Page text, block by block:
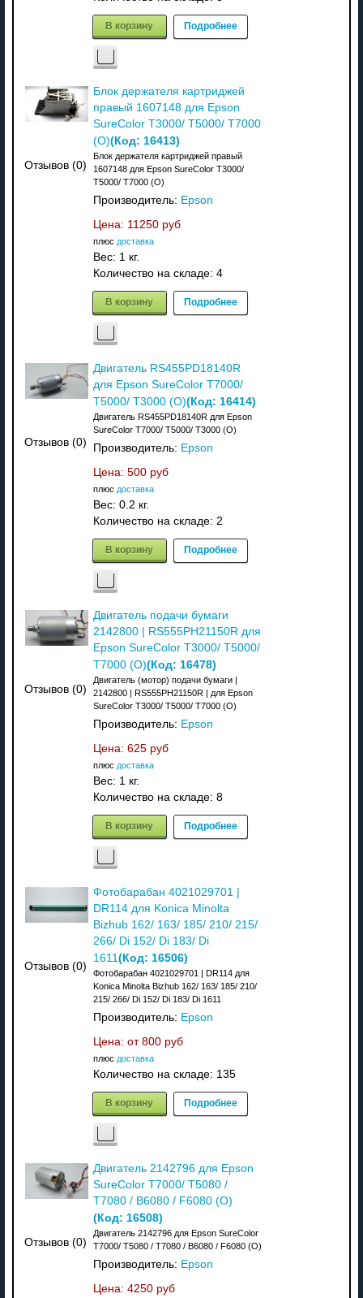
В корзину Подробнее
Отзывов (0)
Блок держателя картриджей
правый 1607148 для Epson
SureColor T3000/ T5000/ T7000
(O)(Код: 16413)
Блок держателя картриджей правый
1607148 для Epson SureColor T3000/
T5000/ T7000 (O)
Производитель: Epson
Цена: 11250 руб
плюс доставка
Вес: 1 кг.
Количество на складе: 4
В корзину Подробнее
Отзывов (0)
Двигатель RS455PD18140R
для Epson SureColor T7000/
T5000/ T3000 (O)(Код: 16414)
Двигатель RS455PD18140R для Epson
SureColor T7000/ T5000/ T3000 (O)
Производитель: Epson
Цена: 500 руб
плюс доставка
Вес: 0.2 кг.
Количество на складе: 2
В корзину Подробнее
Отзывов (0)
Двигатель подачи бумаги
2142800 | RS555PH21150R для
Epson SureColor T3000/ T5000/
T7000 (O)(Код: 16478)
Двигатель (мотор) подачи бумаги |
2142800 | RS555PH21150R | для Epson
SureColor T3000/ T5000/ T7000 (O)
Производитель: Epson
Цена: 625 руб
плюс доставка
Вес: 1 кг.
Количество на складе: 8
В корзину Подробнее
Отзывов (0)
Фотобарабан 4021029701 |
DR114 для Konica Minolta
Bizhub 162/ 163/ 185/ 210/ 215/
266/ Di 152/ Di 183/ Di
1611(Код: 16506)
Фотобарабан 4021029701 | DR114 для
Konica Minolta Bizhub 162/ 163/ 185/ 210/
215/ 266/ Di 152/ Di 183/ Di 1611
Производитель: Epson
Цена: от 800 руб
плюс доставка
Количество на складе: 135
В корзину Подробнее
Отзывов (0)
Двигатель 2142796 для Epson
SureColor T7000/ T5080 /
T7080 / B6080 / F6080 (O)
(Код: 16508)
Двигатель 2142796 для Epson SureColor
T7000/ T5080 / T7080 / B6080 / F6080 (O)
Производитель: Epson
Цена: 4250 руб